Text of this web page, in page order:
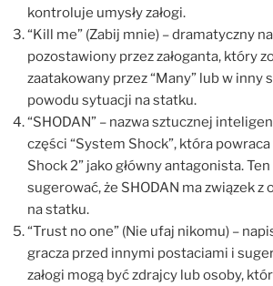
kontroluje umysły załogi.
“Kill me” (Zabij mnie) – dramatyczny
pozostawiony przez załoganta, który
zaatakowany przez “Many” lub w inny
powodu sytuacji na statku.
“SHODAN” – nazwa sztucznej
części “System Shock”, która
Shock 2” jako główny antagonista.
sugerować, że SHODAN ma związek z
na statku.
“Trust no one” (Nie ufaj nikomu) –
gracza przed innymi postaciami i
załogi mogą być zdrajcy lub osoby,